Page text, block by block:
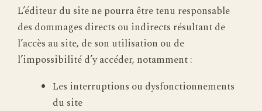
L’éditeur du site ne pourra être tenu responsable
des dommages directs ou indirects résultant de
l’accès au site, de son utilisation ou de
l’impossibilité d’y accéder, notamment :
Les interruptions ou dysfonctionnements
du site